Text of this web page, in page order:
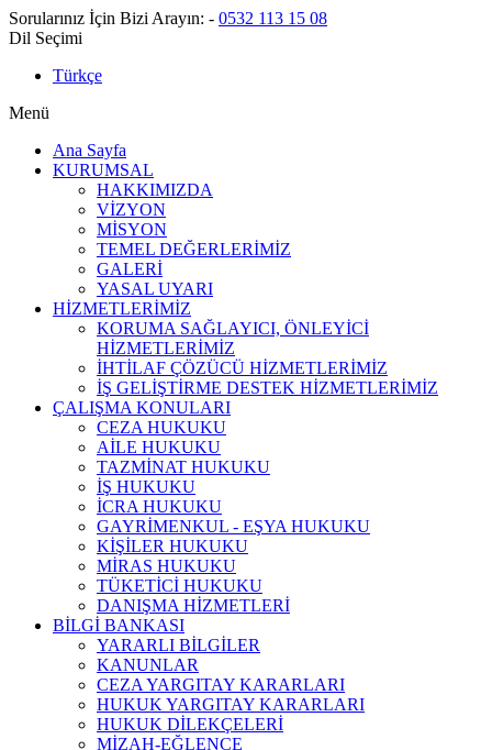
Sorularınız İçin Bizi Arayın: - 0532 113 15 08
Dil Seçimi
Türkçe
Menü
Ana Sayfa
KURUMSAL
HAKKIMIZDA
VİZYON
MİSYON
TEMEL DEĞERLERİMİZ
GALERİ
YASAL UYARI
HİZMETLERİMİZ
KORUMA SAĞLAYICI, ÖNLEYİCİ
HİZMETLERİMİZ
İHTİLAF ÇÖZÜCÜ HİZMETLERİMİZ
İŞ GELİŞTİRME DESTEK HİZMETLERİMİZ
ÇALIŞMA KONULARI
CEZA HUKUKU
AİLE HUKUKU
TAZMİNAT HUKUKU
İŞ HUKUKU
İCRA HUKUKU
GAYRİMENKUL - EŞYA HUKUKU
KİŞİLER HUKUKU
MİRAS HUKUKU
TÜKETİCİ HUKUKU
DANIŞMA HİZMETLERİ
BİLGİ BANKASI
YARARLI BİLGİLER
KANUNLAR
CEZA YARGITAY KARARLARI
HUKUK YARGITAY KARARLARI
HUKUK DİLEKÇELERİ
MİZAH-EĞLENCE